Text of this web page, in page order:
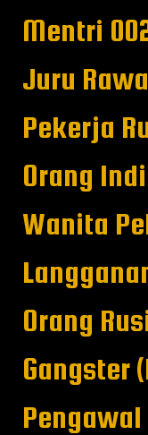
Mentri
Juru
Pekerja
Orang
Wanita
Orang
Gangster